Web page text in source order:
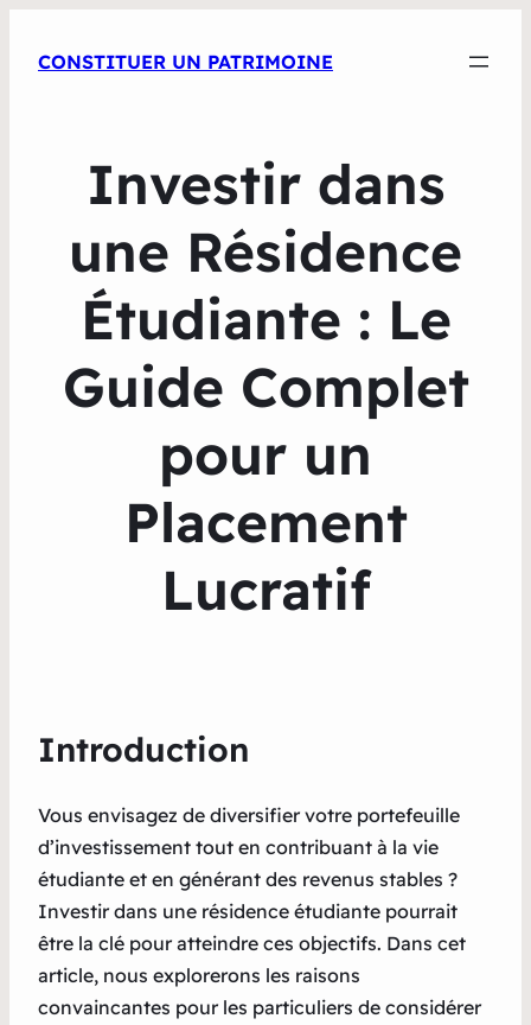
CONSTITUER UN PATRIMOINE
Investir dans
une Résidence
Étudiante : Le
Guide Complet
pour un
Placement
Lucratif
Introduction
Vous envisagez de diversifier votre portefeuille
d’investissement tout en contribuant à la vie
étudiante et en générant des revenus stables ?
Investir dans une résidence étudiante pourrait
être la clé pour atteindre ces objectifs. Dans cet
article, nous explorerons les raisons
convaincantes pour les particuliers de considérer